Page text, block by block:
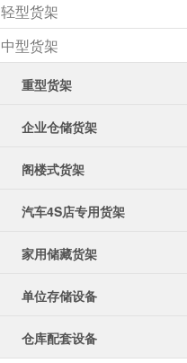
轻型货架
中型货架
重型货架
企业仓储货架
阁楼式货架
汽车4S店专用货架
家用储藏货架
单位存储设备
仓库配套设备